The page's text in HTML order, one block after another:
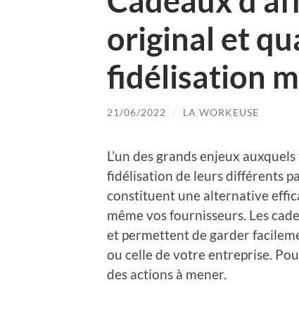
original et
fidélisation
21/06/2022 / LA WORKEUSE
L’un des grands enjeux
fidélisation de leurs différents
constituent une alternative
même vos fournisseurs. Les
et permettent de garder
ou celle de votre entreprise.
des actions à mener.